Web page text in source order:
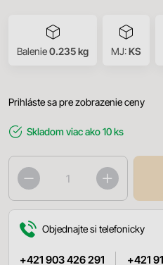
Balenie0.235 kg MJ:KS
Prihláste sa pre zobrazenie ceny
Skladom viac ako 10 ks
Objednajte si telefonicky
+421 903 426 291 +421